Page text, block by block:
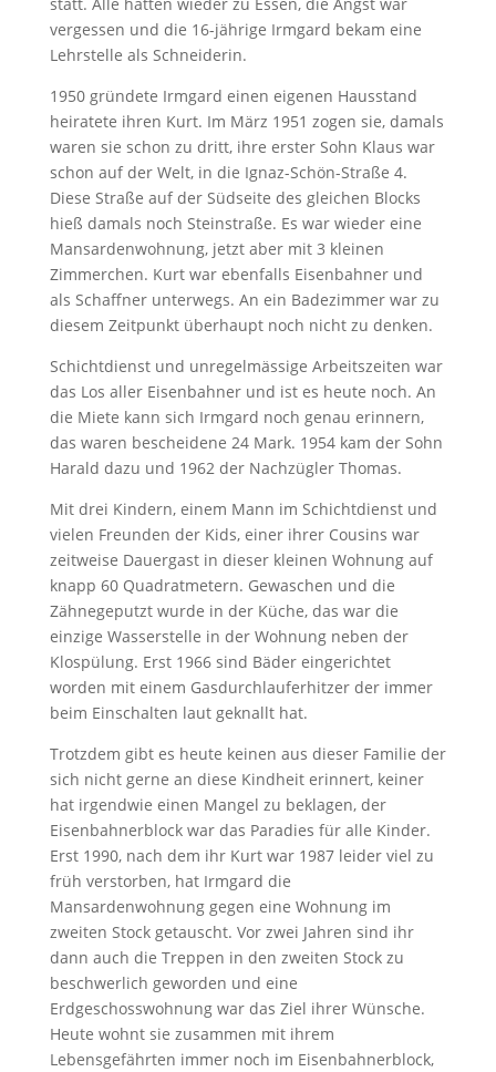
vergessen und die 16-jährige Irmgard bekam eine
Lehrstelle als Schneiderin.
1950 gründete Irmgard einen eigenen Hausstand
heiratete ihren Kurt. Im März 1951 zogen sie, damals
waren sie schon zu dritt, ihre erster Sohn Klaus war
schon auf der Welt, in die Ignaz-Schön-Straße 4.
Diese Straße auf der Südseite des gleichen Blocks
hieß damals noch Steinstraße. Es war wieder eine
Mansardenwohnung, jetzt aber mit 3 kleinen
Zimmerchen. Kurt war ebenfalls Eisenbahner und
als Schaffner unterwegs. An ein Badezimmer war zu
diesem Zeitpunkt überhaupt noch nicht zu denken.
Schichtdienst und unregelmässige Arbeitszeiten war
das Los aller Eisenbahner und ist es heute noch. An
die Miete kann sich Irmgard noch genau erinnern,
das waren bescheidene 24 Mark. 1954 kam der Sohn
Harald dazu und 1962 der Nachzügler Thomas.
Mit drei Kindern, einem Mann im Schichtdienst und
vielen Freunden der Kids, einer ihrer Cousins war
zeitweise Dauergast in dieser kleinen Wohnung auf
knapp 60 Quadratmetern. Gewaschen und die
Zähnegeputzt wurde in der Küche, das war die
einzige Wasserstelle in der Wohnung neben der
Klospülung. Erst 1966 sind Bäder eingerichtet
worden mit einem Gasdurchlauferhitzer der immer
beim Einschalten laut geknallt hat.
Trotzdem gibt es heute keinen aus dieser Familie der
sich nicht gerne an diese Kindheit erinnert, keiner
hat irgendwie einen Mangel zu beklagen, der
Eisenbahnerblock war das Paradies für alle Kinder.
Erst 1990, nach dem ihr Kurt war 1987 leider viel zu
früh verstorben, hat Irmgard die
Mansardenwohnung gegen eine Wohnung im
zweiten Stock getauscht. Vor zwei Jahren sind ihr
dann auch die Treppen in den zweiten Stock zu
beschwerlich geworden und eine
Erdgeschosswohnung war das Ziel ihrer Wünsche.
Heute wohnt sie zusammen mit ihrem
Lebensgefährten immer noch im Eisenbahnerblock,